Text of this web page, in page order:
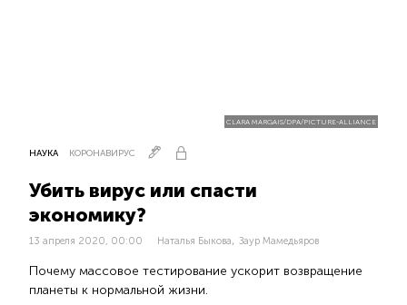
НАУКА КОРОНАВИРУС
Убить вирус или спасти
экономику?
13 апреля 2020, 00:00 Наталья Быкова, Заур Мамедьяров
Почему массовое тестирование ускорит возвращение
планеты к нормальной жизни.
CLARA MARGAIS/DPA/PICTURE-ALLIANCE